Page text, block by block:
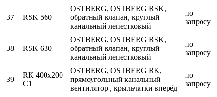
37 RSK 560
OSTBERG, OSTBERG RSK,
обратный клапан, круглый
канальный лепестковый
по
запросу
38 RSK 630
OSTBERG, OSTBERG RSK,
обратный клапан, круглый
канальный лепестковый
по
запросу
39
RK 400x200
C1
OSTBERG, OSTBERG RK,
прямоугольный канальный
вентилятор , крыльчатки вперёд
по
запросу